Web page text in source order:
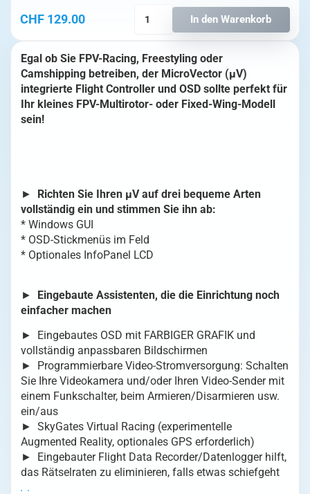
CHF 129.00
MicroVector
+
OSD
Menge
In den Warenkorb
Egal ob Sie FPV-Racing, Freestyling oder
Camshipping betreiben, der MicroVector (µV)
integrierte Flight Controller und OSD sollte perfekt für
Ihr kleines FPV-Multirotor- oder Fixed-Wing-Modell
sein!
►
Richten Sie Ihren µV auf drei bequeme Arten
vollständig ein und stimmen Sie ihn ab:
* Windows GUI
* OSD-Stickmenüs im Feld
* Optionales InfoPanel LCD
►
Eingebaute Assistenten, die die Einrichtung noch
einfacher machen
► Eingebautes OSD mit FARBIGER GRAFIK und
vollständig anpassbaren Bildschirmen
► Programmierbare Video-Stromversorgung: Schalten
Sie Ihre Videokamera und/oder Ihren Video-Sender mit
einem Funkschalter, beim Armieren/Disarmieren usw.
ein/aus
► SkyGates Virtual Racing (experimentelle
Augmented Reality, optionales GPS erforderlich)
► Eingebauter Flight Data Recorder/Datenlogger hilft,
das Rätselraten zu eliminieren, falls etwas schiefgeht